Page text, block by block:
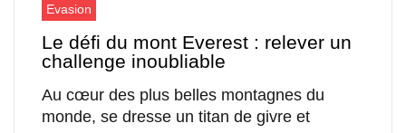
Evasion
Le défi du mont Everest : relever un
challenge inoubliable
Au cœur des plus belles montagnes du
monde, se dresse un titan de givre et